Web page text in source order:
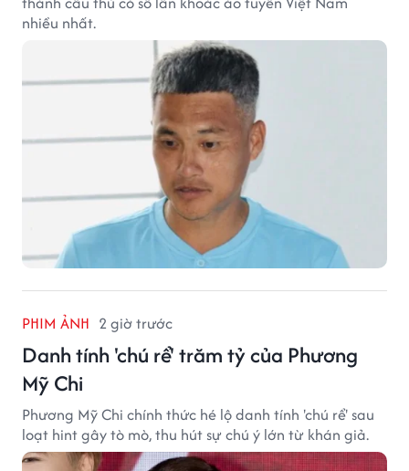
nhiều nhất.
PHIM ẢNH 2 giờ trước
Danh tính 'chú rể' trăm tỷ của Phương
Mỹ Chi
Phương Mỹ Chi chính thức hé lộ danh tính 'chú rể' sau
loạt hint gây tò mò, thu hút sự chú ý lớn từ khán giả.